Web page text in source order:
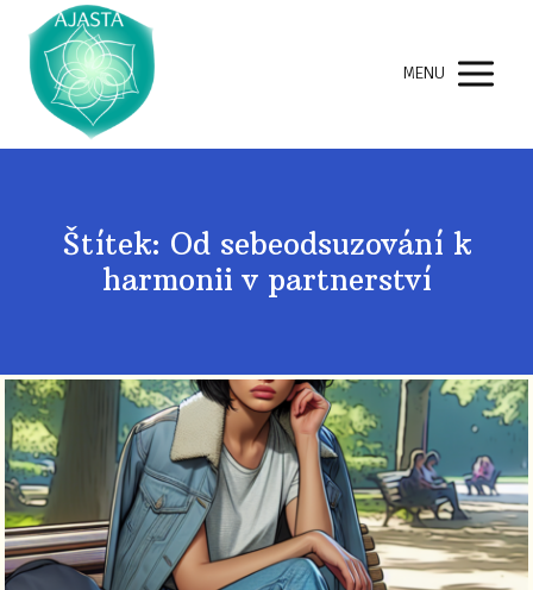
MENU
Štítek: Od sebeodsuzování k
harmonii v partnerství